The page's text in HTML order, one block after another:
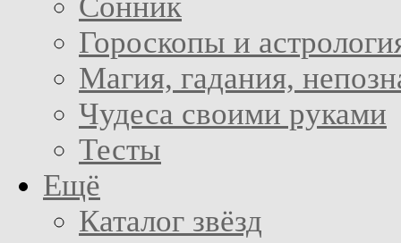
Гороскопы и
Магия, гадания,
Чудеса своими руками
Тесты
Ещё
Каталог звёзд